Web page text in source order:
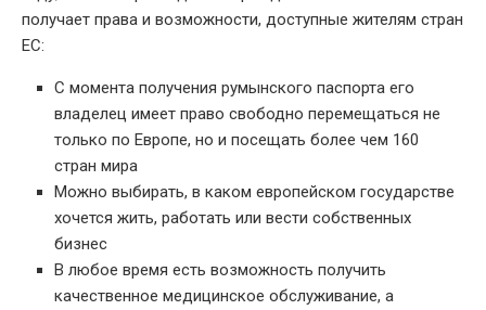
получает права и возможности, доступные жителям стран
ЕС:
С момента получения румынского паспорта его
владелец имеет право свободно перемещаться не
только по Европе, но и посещать более чем 160
стран мира
Можно выбирать, в каком европейском государстве
хочется жить, работать или вести собственных
бизнес
В любое время есть возможность получить
качественное медицинское обслуживание, а